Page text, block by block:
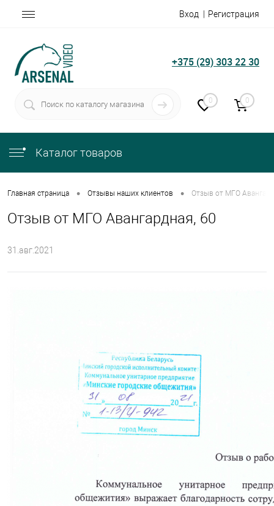
Вход Регистрация
+375 (29) 303 22 30
0 0
Каталог товаров
Главная страница • Отзывы наших клиентов • Отзыв от МГО
Отзыв от МГО Авангардная, 60
31.авг.2021